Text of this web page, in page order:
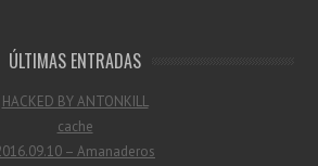
ÚLTIMAS ENTRADAS
HACKED BY ANTONKILL
cache
– Amanaderos